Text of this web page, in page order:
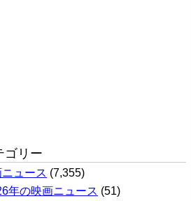
ゴリー
ュース (7,355)
年の映画ニュース (51)